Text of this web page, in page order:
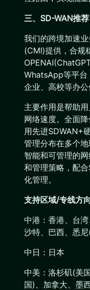
三、SD-WAN推荐
我们的跨境加速
(CMI)提供，合规
WhatsApp等平台
企业、高校等办公
主要作用是帮助
网络速度。全面
用先进SDWAN+
管理分布在多个地
智能和可管理的
和管理策略，配
化管理。
支持区域/专线方
中港：香港、台湾
沙特、巴西、悉
中日：日本
中美：洛杉矶(美
国)、加拿大、墨